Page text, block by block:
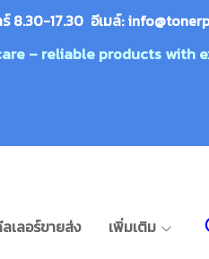
8.30-17.30 อีเมล์:
– reliable products with
เลอร์ขายส่ง เพิ่มเติม